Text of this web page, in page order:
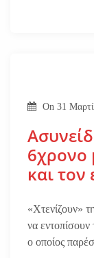
On 31
6χρονο
και τον
«Χτενίζουν»
να εντοπίσουν
ο οποίος